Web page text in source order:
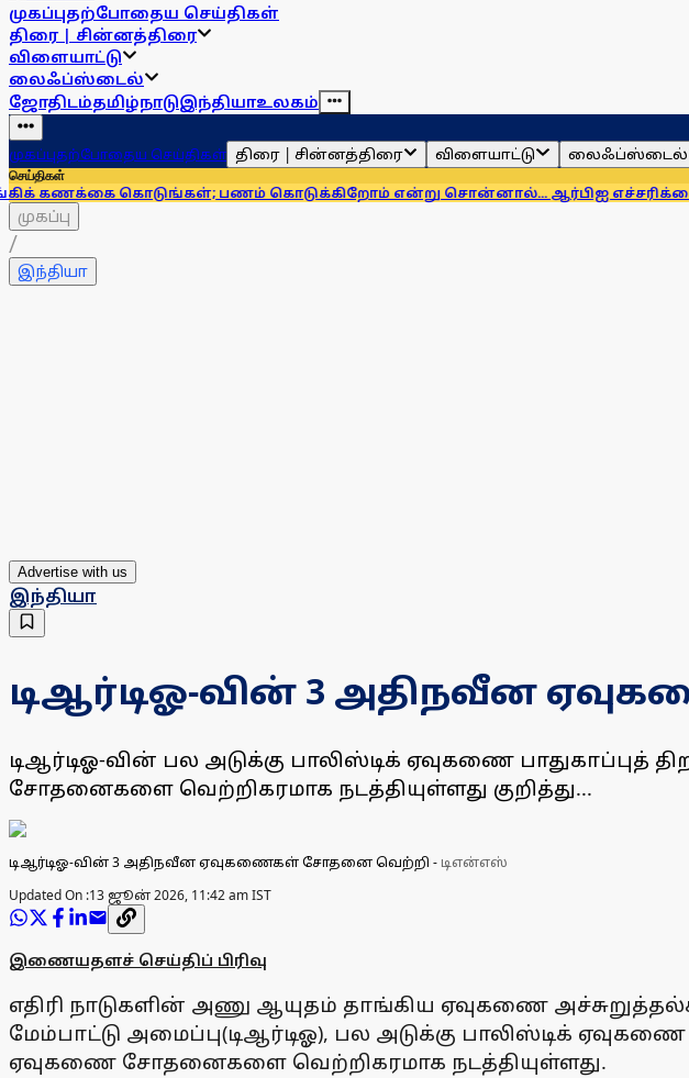
முகப்புதற்போதைய செய்திகள்
திரை | சின்னத்திரை
விளையாட்டு
லைஃப்ஸ்டைல்
ஜோதிடம்தமிழ்நாடுஇந்தியாஉலகம்
முகப்புதற்போதைய செய்திகள் திரை | சின்னத்திரை விளையாட்டு லைஃப்ஸ்டைல்
செய்திகள்
கொடுங்கள்; பணம் கொடுக்கிறோம் என்று சொன்னால்... ஆர்பிஐ எச்சரிக்கைஹிமாசலில்
முகப்பு
/
இந்தியா
Advertise with us
இந்தியா
டிஆர்டிஓ-வின் 3 அதிநவீன
டிஆர்டிஓ-வின் பல அடுக்கு பாலிஸ்டிக் ஏவுகணை பாதுகாப்புத்
சோதனைகளை வெற்றிகரமாக நடத்தியுள்ளது குறித்து...
டிஆர்டிஓ-வின் 3 அதிநவீன ஏவுகணைகள் சோதனை வெற்றி - டிஎன்எஸ்
Updated On :13 ஜூன் 2026, 11:42 am IST
இணையதளச் செய்திப் பிரிவு
எதிரி நாடுகளின் அணு ஆயுதம் தாங்கிய ஏவுகணை
மேம்பாட்டு அமைப்பு(டிஆர்டிஓ), பல அடுக்கு பாலிஸ்டிக்
ஏவுகணை சோதனைகளை வெற்றிகரமாக நடத்தியுள்ளது.